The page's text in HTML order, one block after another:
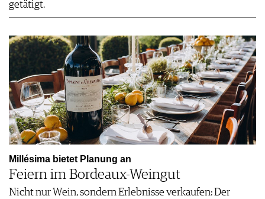
getätigt.
Millésima bietet Planung an
Feiern im Bordeaux-Weingut
Nicht nur Wein, sondern Erlebnisse verkaufen: Der